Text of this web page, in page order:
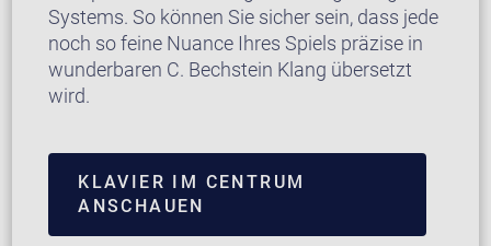
Systems. So können Sie sicher sein, dass jede
noch so feine Nuance Ihres Spiels präzise in
wunderbaren C. Bechstein Klang übersetzt
wird.
KLAVIER IM CENTRUM
ANSCHAUEN